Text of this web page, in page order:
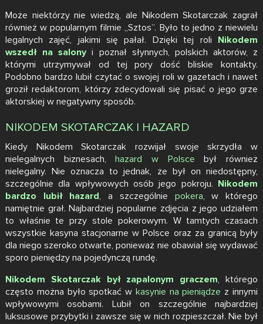
Może niektórzy nie wiedzą, ale Nikodem Skotarczak zagrał
również w popularnym filmie „Sztos”. Było to jedno z niewielu
legalnych zajęć, jakimi się pałał. Dzięki tej roli Nikodem
wszedł na salonyi poznał słynnych, polskich aktorów, z
którymi utrzymywał od tej pory dość bliskie kontakty.
Podobno bardzo lubił czytać o swojej roli w gazetach i nawet
groził redaktorom, którzy zdecydowali się pisać o jego grze
aktorskiej w negatywny sposób.
NIKODEM SKOTARCZAK I HAZARD
Kiedy Nikodem Skotarczak rozwijał swoje skrzydła w
nielegalnych biznesach,hazard w Polsce był również
nielegalny. Nie oznacza to jednak, że był on niedostępny,
szczególnie dla wpływowych osób jego pokroju. Nikodem
bardzo lubił hazard, a szczególnie pokera, w którego
namiętnie grał. Najbardziej popularne zdjęcia z jego udziałem
to właśnie te przy stole pokerowym. W tamtych czasach
wszystkie kasyna stacjonarne w Polsce oraz za granicą były
dla niego szeroko otwarte, ponieważ nie obawiał się wydawać
sporo pieniędzy na pojedynczą rundę.
Nikodem Skotarczak był zapalonym graczem, którego
często można było spotkać w kasynie na pieniądze z innymi
wpływowymi osobami. Lubił on szczególnie najbardziej
luksusowe przybytki i zawsze się w nich rozpieszczał. Nie był